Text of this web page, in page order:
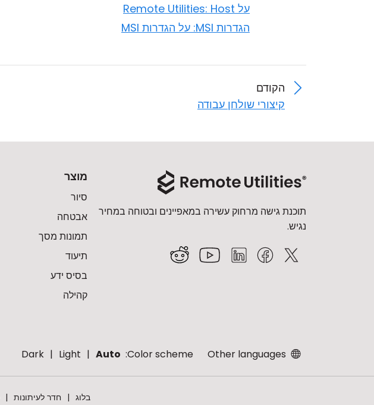
על Remote Utilities: Host
הגדרות MSI: על הגדרות MSI
הקודם
קיצורי שולחן עבודה
תוכנת גישה מרחוק עשירה במאפיינים ובטוחה במחיר
נגיש.
מוצר
סיור
אבטחה
תמונות מסך
תיעוד
בסיס ידע
קהילה
Color scheme:
Auto
Light
Dark
בלוג חדר לעיתונות